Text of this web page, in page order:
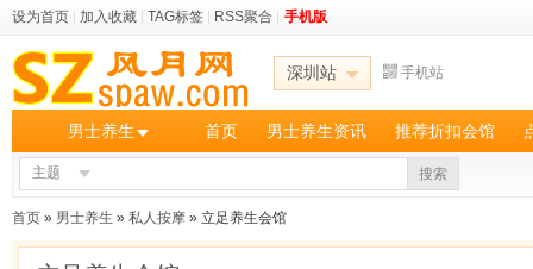
设为首页 加入收藏 TAG标签 RSS聚合 手机版
深圳站 手机站
男士养生 首页 男士养生资讯 推荐折扣会馆
主题 搜索
首页 » 男士养生 » 私人按摩 » 立足养生会馆